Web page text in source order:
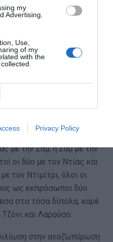
my
Advertising.
Use,
of my
with the
Privacy Policy
Kid, πόσο εύκολο
η τρύπα και να
και οι παραγωγοί
τρίτη σεζόν, τότε θα
να βγάλουμε και τα
μέσα στον θεατή.
όσα γίνονται
σχηματισμοί μεταξύ
με την Σαμ, η Σαμ με την
οι δύο με τον Ντίας και
τον Ντιμίτρι, όλοι οι
ως εκπρόσωποι δύο
στα τόσα δίπολα, καρέ
και Λαρούσο.
στην αναζωπύρωση